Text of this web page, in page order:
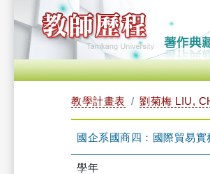
教學計畫表 劉菊梅 LIU,
國企系國商四：國際貿易
學年